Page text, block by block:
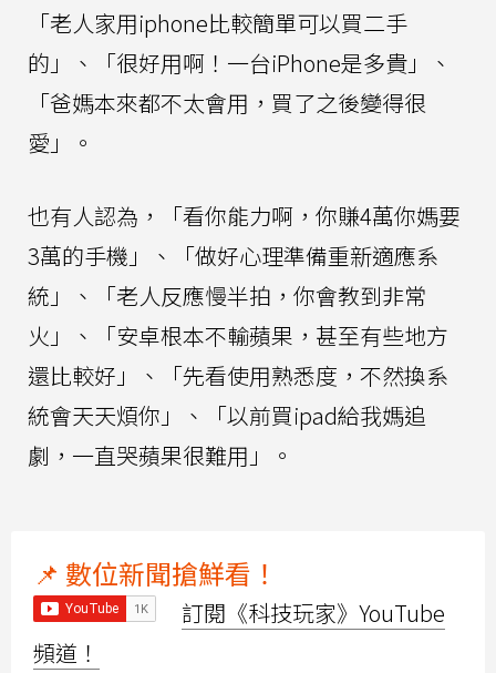
「老人家用iphone比較簡單可以買二手
的」、「很好用啊！一台iPhone是多貴」、
「爸媽本來都不太會用，買了之後變得很
愛」。
也有人認為，「看你能力啊，你賺4萬你媽要
3萬的手機」、「做好心理準備重新適應系
統」、「老人反應慢半拍，你會教到非常
火」、「安卓根本不輸蘋果，甚至有些地方
還比較好」、「先看使用熟悉度，不然換系
統會天天煩你」、「以前買ipad給我媽追
劇，一直哭蘋果很難用」。
📌 數位新聞搶鮮看！
訂閱《科技玩家》YouTube
頻道！